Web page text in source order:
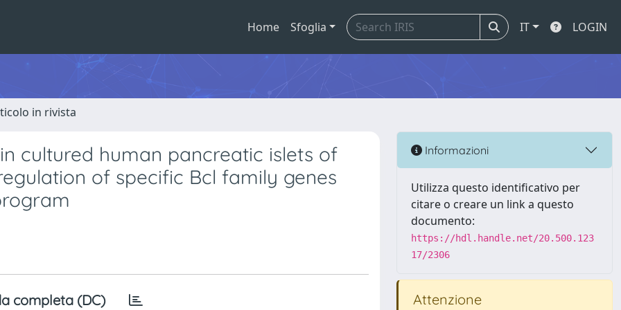
Home Sfoglia IT LOGIN
in rivista
cultured human pancreatic islets of
of specific Bcl family genes
completa (DC)
Informazioni
Utilizza questo identificativo per
citare o creare un link a questo
documento:
https://hdl.handle.net/20.500.123
17/2306
Attenzione